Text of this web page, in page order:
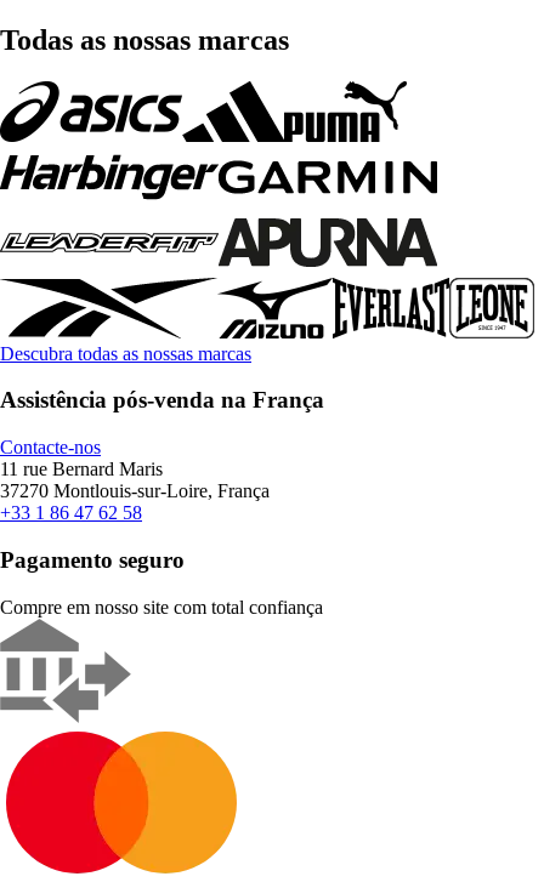
Todas as nossas marcas
Descubra todas as nossas marcas
Assistência pós-venda na França
Contacte-nos
11 rue Bernard Maris
37270 Montlouis-sur-Loire, França
+33 1 86 47 62 58
Pagamento seguro
Compre em nosso site com total confiança